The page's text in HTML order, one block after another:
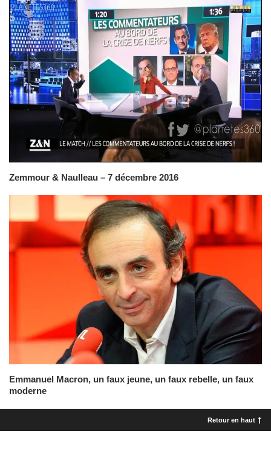
Zemmour & Naulleau – 7 décembre 2016
Emmanuel Macron, un faux jeune, un faux rebelle, un faux
moderne
Retour en haut